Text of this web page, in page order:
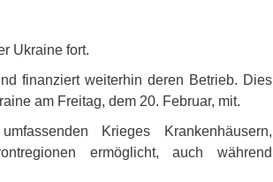
Ukraine fort.
finanziert weiterhin deren Betrieb. Dies
am Freitag, dem 20. Februar, mit.
Krieges Krankenhäusern,
ermöglicht, auch während